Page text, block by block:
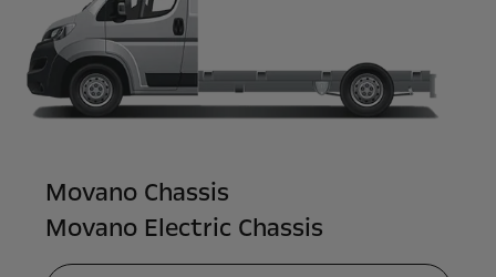
Movano Chassis
Movano Electric Chassis